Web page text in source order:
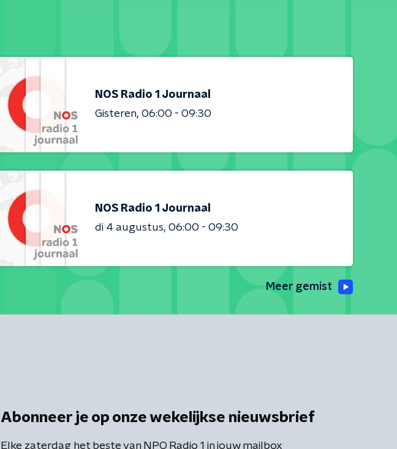
NOS Radio 1 Journaal
Gisteren 06:00 - 09:30
NOS Radio 1 Journaal
di 4 augustus 06:00 - 09:30
Meer gemist
Abonneer je op onze wekelijkse nieuwsbrief
Elke zaterdag het beste van NPO Radio 1 in jouw mailbox